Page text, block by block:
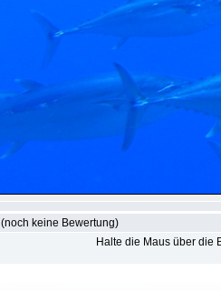
(noch keine Bewertung)
Halte die Maus über die